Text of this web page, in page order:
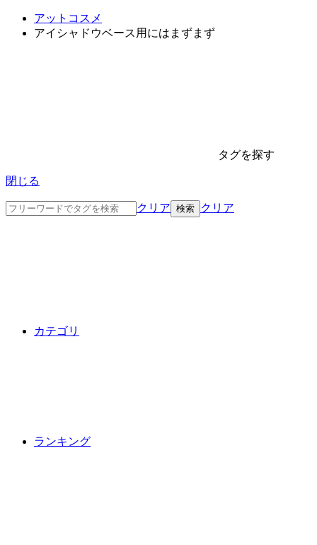
アットコスメ
アイシャドウベース用にはまずまず
タグを探す
閉じる
クリア クリア
カテゴリ
ランキング